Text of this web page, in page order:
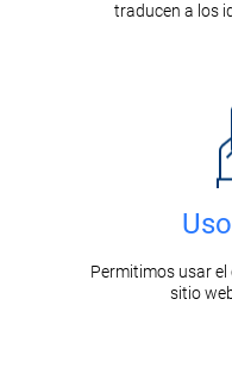
traducen a los
Permitimos usar el
sitio